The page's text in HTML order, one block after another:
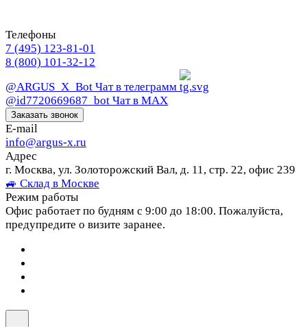
Телефоны
7 (495) 123-81-01
8 (800) 101-32-12
@ARGUS_X_Bot Чат в телеграмм
@id7720669687_bot Чат в МАХ
Заказать звонок
E-mail
info@argus-x.ru
Адрес
г. Москва, ул. Золоторожский Вал, д. 11, стр. 22, офис 239
🚙 Склад в Москве
Режим работы
Офис работает по будням с 9:00 до 18:00. Пожалуйста,
предупредите о визите заранее.